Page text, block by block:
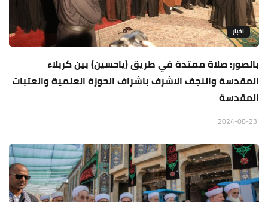
اخبار
بالصور: صلاة ممتدة في طريق (ياحسين) بين كربلاء
المقدسة والنجف الاشرف باشراف الحوزة العلمية والعتبات
المقدسة